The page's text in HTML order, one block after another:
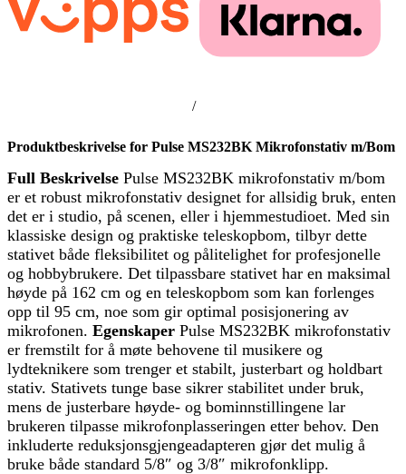
/
Produktbeskrivelse for Pulse MS232BK Mikrofonstativ m/Bom
Full Beskrivelse Pulse MS232BK mikrofonstativ m/bom
er et robust mikrofonstativ designet for allsidig bruk, enten
det er i studio, på scenen, eller i hjemmestudioet. Med sin
klassiske design og praktiske teleskopbom, tilbyr dette
stativet både fleksibilitet og pålitelighet for profesjonelle
og hobbybrukere. Det tilpassbare stativet har en maksimal
høyde på 162 cm og en teleskopbom som kan forlenges
opp til 95 cm, noe som gir optimal posisjonering av
mikrofonen. Egenskaper Pulse MS232BK mikrofonstativ
er fremstilt for å møte behovene til musikere og
lydteknikere som trenger et stabilt, justerbart og holdbart
stativ. Stativets tunge base sikrer stabilitet under bruk,
mens de justerbare høyde- og bominnstillingene lar
brukeren tilpasse mikrofonplasseringen etter behov. Den
inkluderte reduksjonsgjengeadapteren gjør det mulig å
bruke både standard 5/8″ og 3/8″ mikrofonklipp.